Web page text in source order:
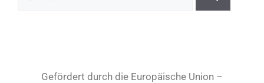
Gefördert durch die Europäische Union –